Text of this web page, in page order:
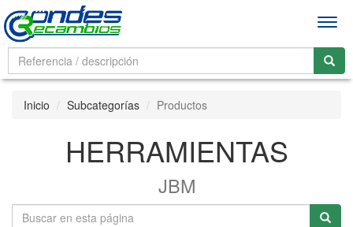
Inicio Subcategorías Productos
HERRAMIENTAS
JBM